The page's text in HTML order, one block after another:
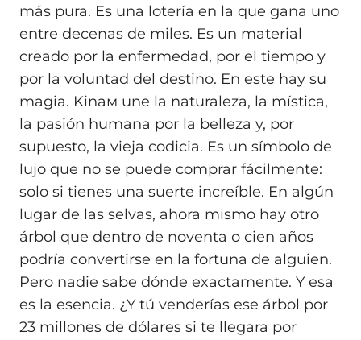
más pura. Es una lotería en la que gana uno
entre decenas de miles. Es un material
creado por la enfermedad, por el tiempo y
por la voluntad del destino. En este hay su
magia. Kinaм une la naturaleza, la mística,
la pasión humana por la belleza y, por
supuesto, la vieja codicia. Es un símbolo de
lujo que no se puede comprar fácilmente:
solo si tienes una suerte increíble. En algún
lugar de las selvas, ahora mismo hay otro
árbol que dentro de noventa o cien años
podría convertirse en la fortuna de alguien.
Pero nadie sabe dónde exactamente. Y esa
es la esencia. ¿Y tú venderías ese árbol por
23 millones de dólares si te llegara por